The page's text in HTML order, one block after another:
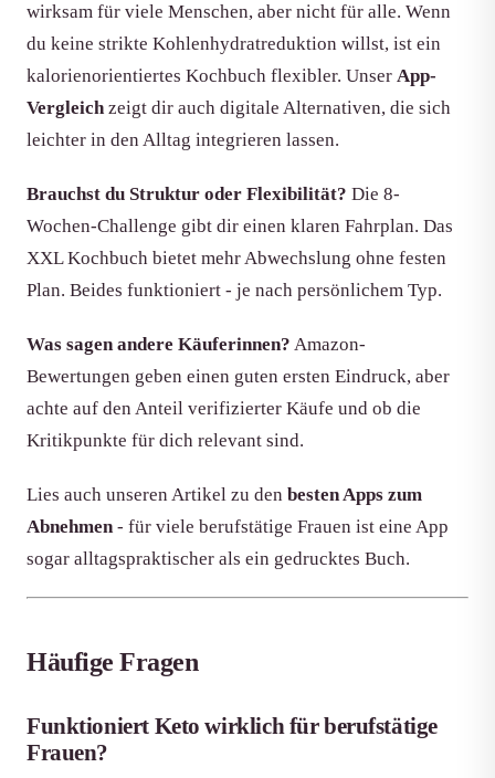
wirksam für viele Menschen, aber nicht für alle. Wenn
du keine strikte Kohlenhydratreduktion willst, ist ein
kalorienorientiertes Kochbuch flexibler. Unser App-
Vergleichzeigt dir auch digitale Alternativen, die sich
leichter in den Alltag integrieren lassen.
Brauchst du Struktur oder Flexibilität? Die 8-
Wochen-Challenge gibt dir einen klaren Fahrplan. Das
XXL Kochbuch bietet mehr Abwechslung ohne festen
Plan. Beides funktioniert - je nach persönlichem Typ.
Was sagen andere Käuferinnen? Amazon-
Bewertungen geben einen guten ersten Eindruck, aber
achte auf den Anteil verifizierter Käufe und ob die
Kritikpunkte für dich relevant sind.
Lies auch unseren Artikel zu den besten Apps zum
Abnehmen- für viele berufstätige Frauen ist eine App
sogar alltagspraktischer als ein gedrucktes Buch.
Häufige Fragen
Funktioniert Keto wirklich für berufstätige
Frauen?